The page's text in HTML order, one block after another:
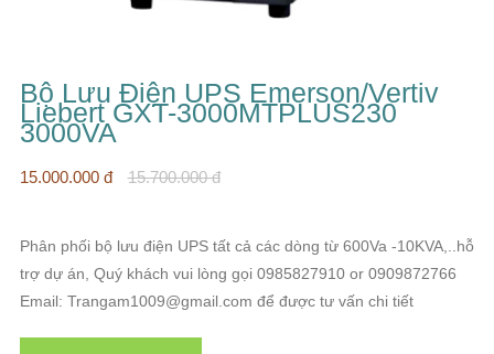
Bộ Lưu Điện UPS Emerson/Vertiv
Liebert GXT-3000MTPLUS230
3000VA
15.000.000 đ 15.700.000 đ
Phân phối bộ lưu điện UPS tất cả các dòng từ 600Va -10KVA,..hỗ
trợ dự án, Quý khách vui lòng gọi 0985827910 or 0909872766
Email: Trangam1009@gmail.com để được tư vấn chi tiết